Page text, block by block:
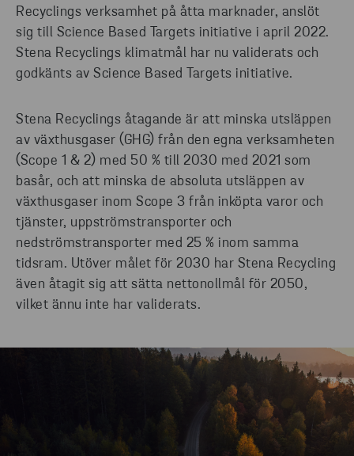
Recyclings verksamhet på åtta marknader, anslöt
sig till Science Based Targets initiative i april 2022.
Stena Recyclings klimatmål har nu validerats och
godkänts av Science Based Targets initiative.
Stena Recyclings åtagande är att minska utsläppen
av växthusgaser (GHG) från den egna verksamheten
(Scope 1 & 2) med 50 % till 2030 med 2021 som
basår, och att minska de absoluta utsläppen av
växthusgaser inom Scope 3 från inköpta varor och
tjänster, uppströmstransporter och
nedströmstransporter med 25 % inom samma
tidsram. Utöver målet för 2030 har Stena Recycling
även åtagit sig att sätta nettonollmål för 2050,
vilket ännu inte har validerats.